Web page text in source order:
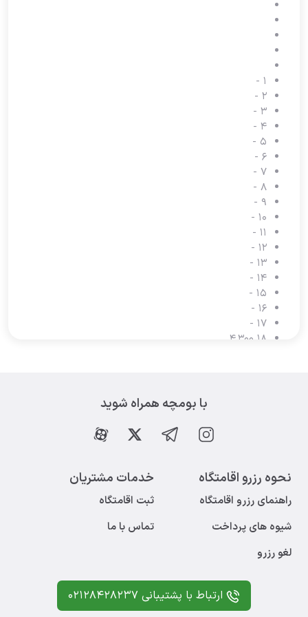
1
-
2
-
3
-
4
-
5
-
6
-
7
-
8
-
9
-
10
-
11
-
12
-
13
-
14
-
15
-
16
-
17
-
18
4,300
27
4,300
29
7,500
30
5,700
4,300
با بومچه همراه شوید
نحوه رزرو اقامتگاه
راهنمای رزرو اقامتگاه
شیوه های پرداخت
لغو رزرو
خدمات مشتریان
ثبت اقامتگاه
تماس با ما
ارتباط با پشتیبانی 02128428237